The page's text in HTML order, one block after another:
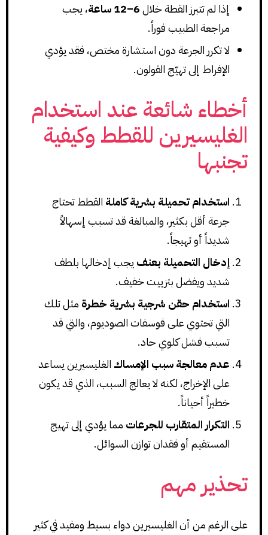
إذا لم تتبرز القطة خلال6–12 ساعة
، يجب
مراجعة الطبيب فوراً.
لا تكرر الجرعة دون استشارة مختص، فقد يؤدي
الإفراط إلى تهيّج القولون.
أخطاء شائعة عند استخدام
الغليسيرين للقطط وكيفية
تجنبها
استخدام تحميلة بشرية كاملة القطط تحتاج
جرعة أقل بكثير، والمبالغة قد تسبب إسهالاً
شديداً أو تهيجاً.
إدخال التحميلة بعنف يجب إدخالها بلطف
شديد ويفضل بتزييت خفيف.
استخدام حقن شرجية بشرية خطرة مثل تلك
التي تحتوي على فوسفات الصوديوم، والتي قد
تسبب فشل كلوي حاد.
عدم معالجة سبب الإمساك الغليسيرين يساعد
على الإخراج، لكنه لا يعالج السبب، الذي قد يكون
خطيراً أحياناً.
التكرار المتقارب للجرعات مما يؤدي إلى تهيج
المستقيم أو فقدان توازن السوائل.
تحذير مهم
على الرغم من أن الغليسيرين دواء بسيط ومفيد في كثير